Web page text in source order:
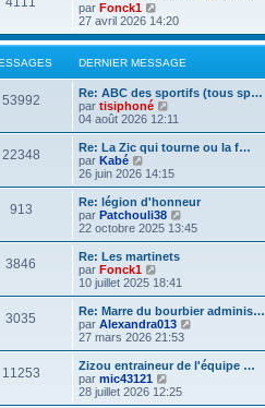
a
g
e
n
i
e
m
e
s
a
g
e
e
e
r
n
i
e
r
m
e
s
a
g
e
par Fonck1
o
i
r
l
e
r
n
i
e
m
e
s
s
a
g
e
27 avril 2026 14:20
DERNIER MESSAGE
53992
Re: ABC des sportifs (tous sp…
par tisiphoné
o
i
r
e
r
n
i
r
e
s
s
a
g
e
04 août 2026 12:11
22348
Re: La Zic qui tourne ou la f…
par Kabé
o
i
r
l
e
e
r
n
i
r
m
e
s
s
a
g
26 juin 2026 14:15
913
Re: légion d'honneur
par Patchouli38
o
i
e
r
n
i
r
22 octobre 2025 13:45
3846
Re: Les martinets
par Fonck1
o
i
r
l
e
r
n
i
10 juillet 2025 18:41
3035
Re: Marre du bourbier adminis…
par Alexandra013
i
r
27 mars 2026 21:53
11253
Zizou entraineur de l'équipe …
par mic43121
o
i
28 juillet 2026 12:25